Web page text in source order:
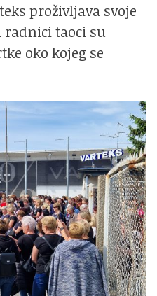
proživljava svoje
radnici taoci su
oko kojeg se